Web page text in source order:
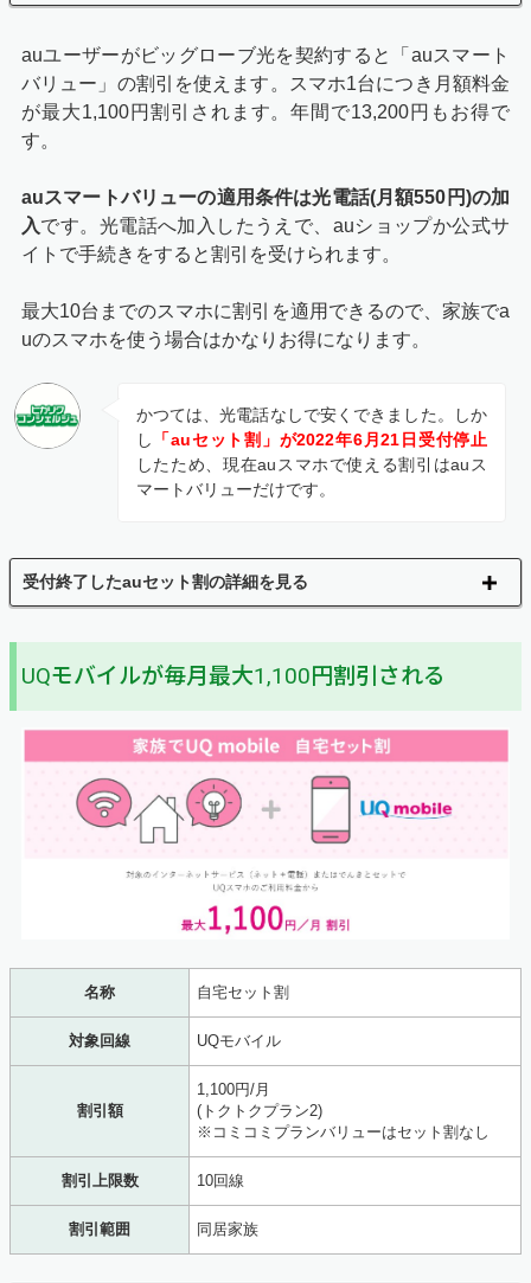
auユーザーがビッグローブ光を契約すると「auスマート
バリュー」の割引を使えます。スマホ1台につき月額料金
が最大1,100円割引されます。年間で13,200円もお得で
す。
auスマートバリューの適用条件は光電話(月額550円)の加
入です。光電話へ加入したうえで、auショップか公式サ
イトで手続きをすると割引を受けられます。
最大10台までのスマホに割引を適用できるので、家族でa
uのスマホを使う場合はかなりお得になります。
かつては、光電話なしで安くできました。しか
し
「auセット割」が2022年6月21日受付停止
したため、現在auスマホで使える割引はauス
マートバリューだけです。
受付終了したauセット割の詳細を見る
UQモバイルが毎月最大1,100円割引される
名称 自宅セット割
対象回線 UQモバイル
割引額
1,100円/月
(トクトクプラン2)
※コミコミプランバリューはセット割なし
割引上限数 10回線
割引範囲 同居家族